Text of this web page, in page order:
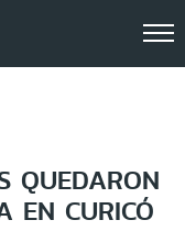
QUEDARON
EN CURICÓ